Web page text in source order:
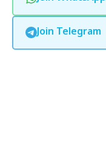
Join Telegram